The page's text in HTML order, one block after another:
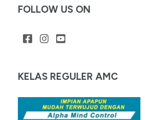
FOLLOW US ON
KELAS REGULER AMC